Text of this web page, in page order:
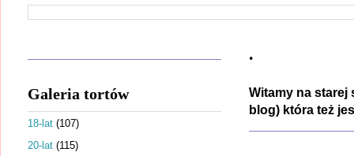
.
Witamy na starej
blog) która też
Galeria tortów
18-lat (107)
20-lat (115)